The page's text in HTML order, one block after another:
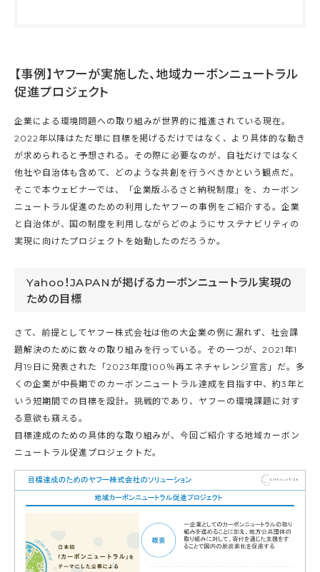
【事例】ヤフーが実施した、地域カーボンニュートラル
促進プロジェクト
企業による環境問題への取り組みが世界的に推進されている現在。
2022年以降はただ単に目標を掲げるだけではなく、より具体的な動き
が求められると予想される。その際に必要なのが、自社だけではなく
他社や自治体も含めて、どのような共創を行うべきかという観点だ。
そこで本ウェビナーでは、「企業版ふるさと納税制度」を、カーボン
ニュートラル促進のための利用したヤフーの事例をご紹介する。企業
と自治体が、国の制度を利用しながらどのようにサステナビリティの
実現に向けたプロジェクトを始動したのだろうか。
Yahoo！JAPANが掲げるカーボンニュートラル実現の
ための目標
さて、前提としてヤフー株式会社は他の大企業の例に漏れず、社会課
題解決のために数々の取り組みを行っている。その一つが、2021年1
月19日に発表された「2023年度100％再エネチャレンジ宣言」だ。多
くの企業が中長期でのカーボンニュートラル達成を目指す中、約3年と
いう短期間での目標を設計。挑戦的であり、ヤフーの環境課題に対す
る意欲も窺える。
目標達成のための具体的な取り組みが、今回ご紹介する地域カーボン
ニュートラル促進プロジェクトだ。